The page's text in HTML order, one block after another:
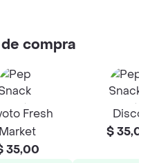
compra
Fresh
Market
35,00
Disco
$ 35,00